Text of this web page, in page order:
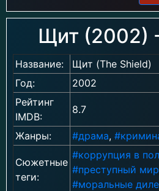
Щит (2002)
Название:
Щит (The Shield)
Год:
2002
Рейтинг
IMDB:
8.7
Жанры: #драма,
Сюжетные
теги:
#коррупция в
#преступный мир
#моральные